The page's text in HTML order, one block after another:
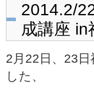
2014.2/
成講座 in
2月22日、23
した、